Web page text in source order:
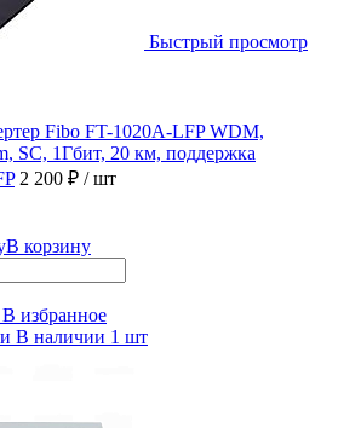
Быстрый просмотр
Fibo FT-1020A-LFP WDM,
SC, 1Гбит, 20 км, поддержка
2 200 ₽ / шт
В корзину
В избранное
В наличии 1 шт